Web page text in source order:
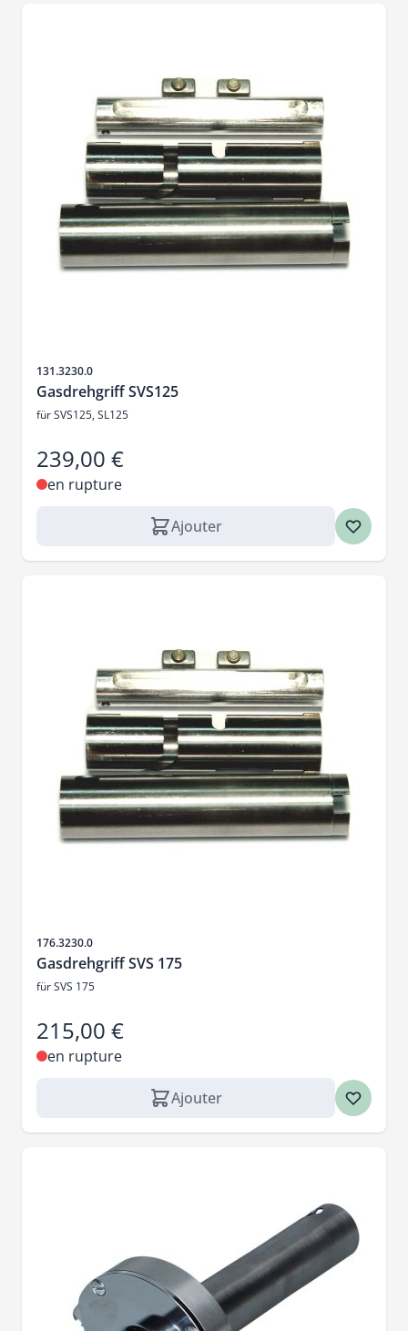
SKU
131.3230.0
Gasdrehgriff SVS125
für SVS125, SL125
239,00 €
en rupture
Ajouter
SKU
176.3230.0
Gasdrehgriff SVS 175
für SVS 175
215,00 €
en rupture
Ajouter